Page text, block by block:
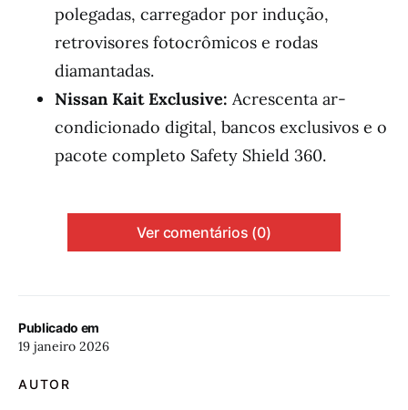
Publicado em
19 janeiro 2026
AUTOR
polegadas, carregador por indução,
retrovisores fotocrômicos e rodas
diamantadas.
Nissan Kait Exclusive: Acrescenta ar-
condicionado digital, bancos exclusivos e o
pacote completo Safety Shield 360.
Ver comentários (0)